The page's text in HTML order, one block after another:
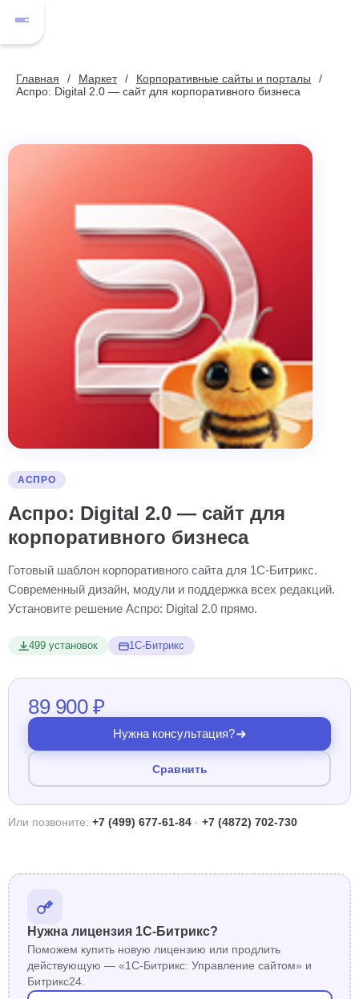
Главная Маркет
Корпоративные сайты и порталы
Аспро: Digital 2.0 — сайт для корпоративного бизнеса
АСПРО
Аспро: Digital 2.0 — сайт для
корпоративного бизнеса
Готовый шаблон корпоративного сайта для 1С-Битрикс.
Современный дизайн, модули и поддержка всех редакций.
Установите решение Аспро: Digital 2.0 прямо.
499 установок 1С-Битрикс
89 900 ₽
Нужна консультация?
Сравнить
Или позвоните: +7 (499) 677-61-84 · +7 (4872) 702-730
Нужна лицензия 1С-Битрикс?
Поможем купить новую лицензию или продлить
действующую — «1С-Битрикс: Управление сайтом» и
Битрикс24.